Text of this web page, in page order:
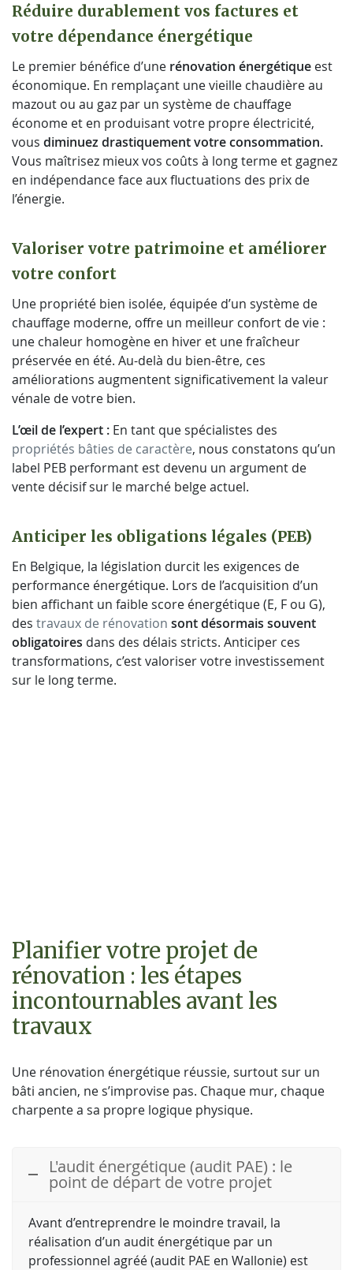
Réduire durablement vos factures et
votre dépendance énergétique
Le premier bénéfice d’une rénovation énergétique est
économique. En remplaçant une vieille chaudière au
mazout ou au gaz par un système de chauffage
économe et en produisant votre propre électricité,
vous diminuez drastiquement votre consommation.
Vous maîtrisez mieux vos coûts à long terme et gagnez
en indépendance face aux fluctuations des prix de
l’énergie.
Valoriser votre patrimoine et améliorer
votre confort
Une propriété bien isolée, équipée d’un système de
chauffage moderne, offre un meilleur confort de vie :
une chaleur homogène en hiver et une fraîcheur
préservée en été. Au-delà du bien-être, ces
améliorations augmentent significativement la valeur
vénale de votre bien.
L’œil de l’expert : En tant que spécialistes des
propriétés bâties de caractère, nous constatons qu’un
label PEB performant est devenu un argument de
vente décisif sur le marché belge actuel.
Anticiper les obligations légales (PEB)
En Belgique, la législation durcit les exigences de
performance énergétique. Lors de l’acquisition d’un
bien affichant un faible score énergétique (E, F ou G),
des travaux de rénovation sont désormais souvent
obligatoires dans des délais stricts. Anticiper ces
transformations, c’est valoriser votre investissement
sur le long terme.
Planifier votre projet de
rénovation : les étapes
incontournables avant les
travaux
Une rénovation énergétique réussie, surtout sur un
bâti ancien, ne s’improvise pas. Chaque mur, chaque
charpente a sa propre logique physique.
L'audit énergétique (audit PAE) : le
point de départ de votre projet
Avant d’entreprendre le moindre travail, la
réalisation d’un audit énergétique par un
professionnel agréé (audit PAE en Wallonie) est